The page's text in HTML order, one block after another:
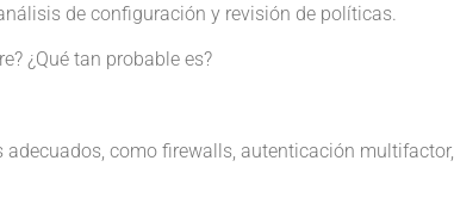
de configuración y revisión de políticas.
¿Qué tan probable es?
como firewalls, autenticación multifactor,